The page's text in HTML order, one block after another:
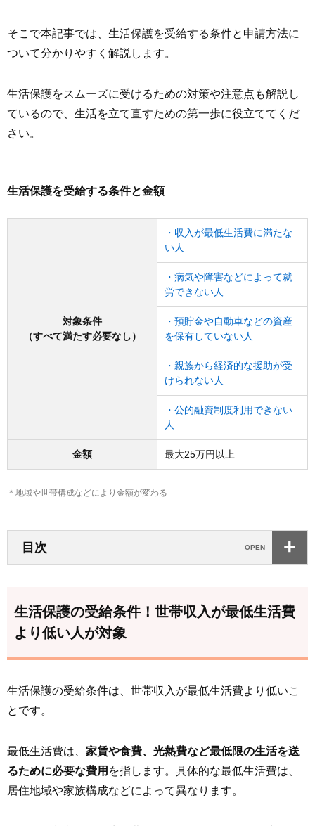
そこで本記事では、生活保護を受給する条件と申請方法に
ついて分かりやすく解説します。
生活保護をスムーズに受けるための対策や注意点も解説し
ているので、生活を立て直すための第一歩に役立ててくだ
さい。
生活保護を受給する条件と金額
対象条件
（すべて満たす必要なし）
・収入が最低生活費に満たな
い人
・病気や障害などによって就
労できない人
・預貯金や自動車などの資産
を保有していない人
・親族から経済的な援助が受
けられない人
・公的融資制度利用できない
人
金額 最大25万円以上
＊地域や世帯構成などにより金額が変わる
目次
生活保護の受給条件！世帯収入が最低生活費
より低い人が対象
生活保護の受給条件は、世帯収入が最低生活費より低いこ
とです。
最低生活費は、 家賃や食費、光熱費など最低限の生活を送
るために必要な費用 を指します。具体的な最低生活費は、
居住地域や家族構成などによって異なります。